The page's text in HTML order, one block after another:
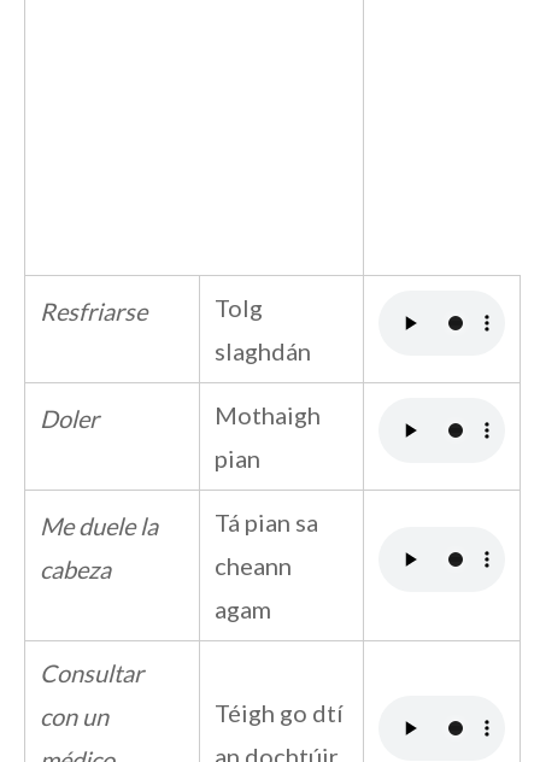
Resfriarse
Tolg
slaghdán
Doler
Mothaigh
pian
Me duele la
cabeza
Tá pian sa
cheann
agam
Consultar
con un
Téigh go dtí
an dochtúir